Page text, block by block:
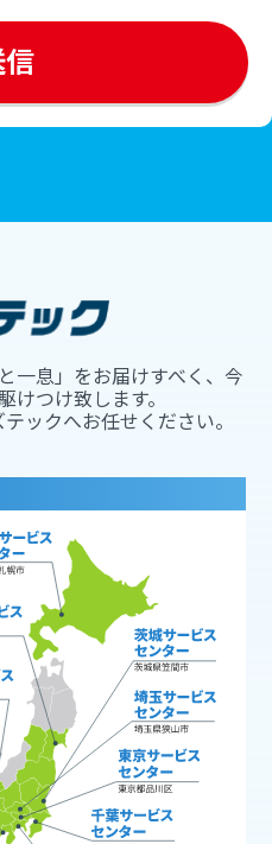
一息」をお届けすべく、今
けつけ致します。
ックへお任せください。